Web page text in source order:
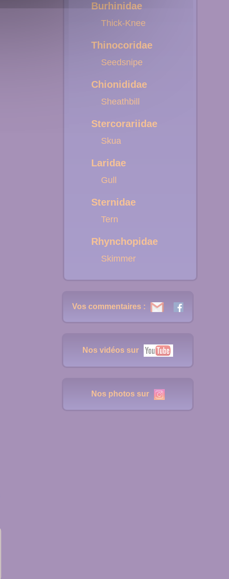
Burhinidae
Thick-Knee
Thinocoridae
Seedsnipe
Chionididae
Sheathbill
Stercorariidae
Skua
Laridae
Gull
Sternidae
Tern
Rhynchopidae
Skimmer
Vos commentaires :
Nos vidéos sur
Nos photos sur